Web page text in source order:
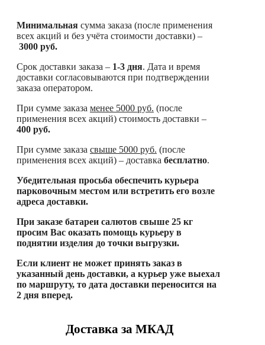
Минимальная сумма заказа (после применения
всех акций и без учёта стоимости доставки) –
3000 руб.
Срок доставки заказа – 1-3 дня. Дата и время
доставки согласовываются при подтверждении
заказа оператором.
При сумме заказа менее 5000 руб. (после
применения всех акций) стоимость доставки –
400 руб.
При сумме заказа свыше 5000 руб. (после
применения всех акций) – доставка бесплатно.
Убедительная просьба обеспечить курьера
парковочным местом или встретить его возле
адреса доставки.
При заказе батареи салютов свыше 25 кг
просим Вас оказать помощь курьеру в
поднятии изделия до точки выгрузки.
Если клиент не может принять заказ в
указанный день доставки, а курьер уже выехал
по маршруту, то дата доставки переносится на
2 дня вперед.
Доставка за МКАД